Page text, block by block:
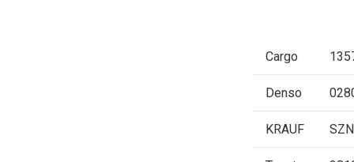
Cargo
Denso
KRAUF